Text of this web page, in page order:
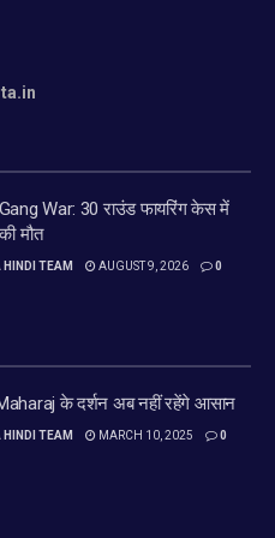
War: 30 राउंड फायरिंग केस में
मौत
HINDI TEAM AUGUST 9, 2026 0
के दर्शन अब नहीं रहेंगे आसान
HINDI TEAM MARCH 10, 2025 0